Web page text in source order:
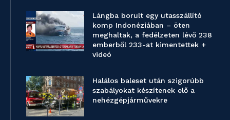
Lángba borult egy utasszállító
komp Indonéziában – öten
meghaltak, a fedélzeten lévő 238
emberből 233-at kimentettek +
videó
Halálos baleset után szigorúbb
szabályokat készítenek elő a
nehézgépjárművekre